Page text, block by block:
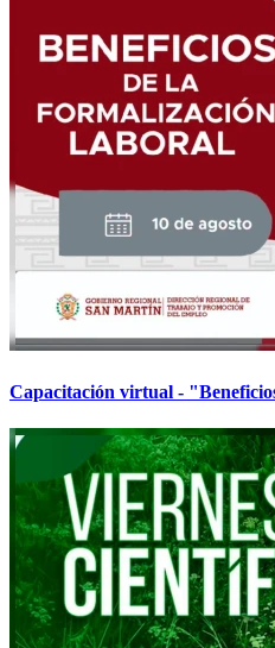
Capacitación virtual -